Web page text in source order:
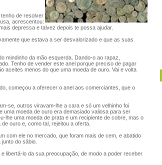
de resolver
acrescentou:
depressa e talvez depois te possa ajudar.
que estava a ser desvalorizado e que as suas
da mão esquerda. Dando-o ao rapaz,
Tenho de vender este anel porque preciso de pagar
aceites menos do que uma moeda de ouro. Vai e volta
começou a oferecer o anel aos comerciantes, que o
se, outros viravam-lhe a cara e só um velhinho foi
uma moeda de ouro era demasiado valiosa para ser
lhe uma moeda de prata e um recipiente de cobre, mas o
ouro e, como tal, rejeitou a oferta.
com ele no mercado, que foram mais de cem, e abatido
do sábio.
libertá-lo da sua preocupação, de modo a poder receber